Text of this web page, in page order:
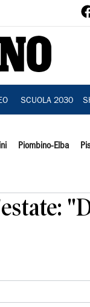
SCUOLA 2030
Piombino-Elba